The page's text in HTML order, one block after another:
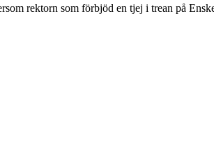
rektorn som förbjöd en tjej i trean på